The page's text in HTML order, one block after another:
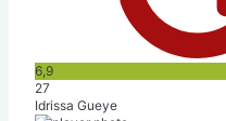
6,9
27
Idrissa Gueye